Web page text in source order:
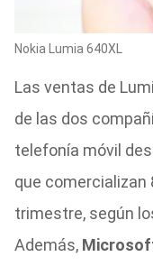
Nokia Lumia 640XL
Las ventas de
de las dos
telefonía móvil
que comercializan
trimestre, según
Además,